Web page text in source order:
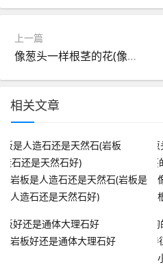
上一篇
像葱头一样根茎的花(像葱头一样根茎的花叫什么)
相关文章
岩板是人造石还是天然石(岩板是
人造石还是天然石好)
岩板好还是通体大理石好